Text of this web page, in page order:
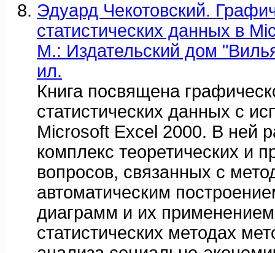
Эдуард Чекотовский.
статистических данных в
М.: Издательский дом
ил.
Книга посвящена
статистических данных с
Microsoft Excel 2000. В ней
комплекс теоретических и
вопросов, связанных с
автоматическим
диаграмм и их
статистических методах